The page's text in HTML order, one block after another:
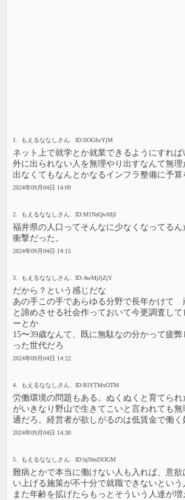
1. もえるななしさん. ID:llOGIwYjM
ネット上で就学とか就業できるようにすれば
外に出られない人を無理やり出すなんて無理
出なくてもなんとかなるインフラ整備に予算
2024年09月04日 14:09
2. もえるななしさん. ID:M1NzQwMjI
福井県の人口ってそんなに少なくなってる
衝撃だった。
2024年09月04日 14:15
3. もえるななしさん. ID:AwMjJjZjY
だから？という感じだな
あの手この手であらゆる分野で長年かけて
と諦めさせる社会作っておいて今更調査して
ーとか
15〜39歳なんて、既に無駄なの分かって疲
った世代だろ
2024年09月04日 14:22
4. もえるななしさん. ID:RlYTMxOTM
労働環境の問題もある。ぬくぬくと育てら
がいきなり野山で生きてこいと言われても
通だろ。経営者が欲しがるのは低賃金で働く
2024年09月04日 14:30
5. もえるななしさん. ID:hjNmI3OGM
難病とかで本当に働けない人も入れば、意
い上げる施策が不十分で就職できないという
また年齢を拡げたらもっとそういう人達が